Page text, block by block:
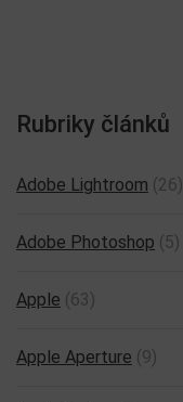
Rubriky článků
Adobe Lightroom (26)
Adobe Photoshop (5)
Apple (63)
Apple Aperture (9)